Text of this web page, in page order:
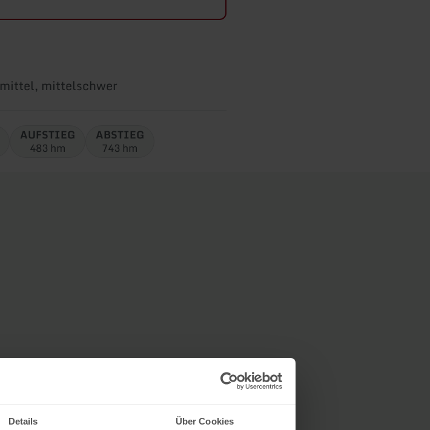
Details Über Cookies
Schwierigkeit:
mittel, mittelschwer
AUFSTIEG
483 hm
ABSTIEG
743 hm